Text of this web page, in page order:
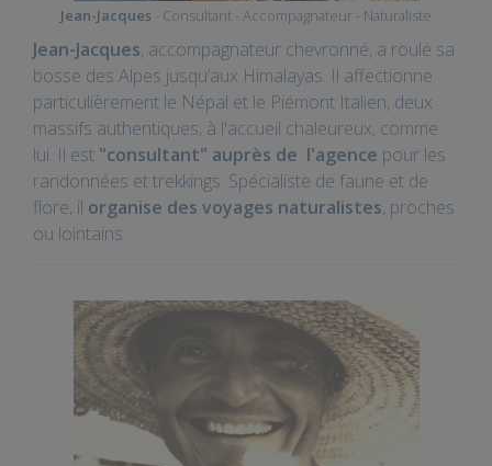
Jean-Jacques - Consultant - Accompagnateur - Naturaliste
Jean-Jacques, accompagnateur chevronné, a roulé sa
bosse des Alpes jusqu’aux Himalayas. Il affectionne
particulièrement le Népal et le Piémont Italien, deux
massifs authentiques, à l'accueil chaleureux, comme
lui. Il est "consultant" auprès de l'agence pour les
randonnées et trekkings. Spécialiste de faune et de
flore, il organise des voyages naturalistes, proches
ou lointains.